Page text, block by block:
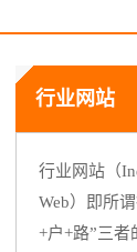
行业网站
行业网站（
Web）即所
+户+路”三